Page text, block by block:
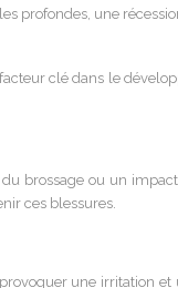
profondes, une
clé dans le
brossage ou un
ces blessures.
une irritation